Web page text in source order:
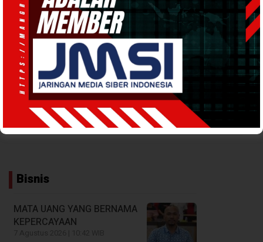
AKBP.
Begini Analisa Kapolres Secara
‘Kacamata’ Kamtibmas
9 Februari 2024 - 17:38 WIB
Bisnis
MATA UANG YANG BERNAMA
KEPERCAYAAN